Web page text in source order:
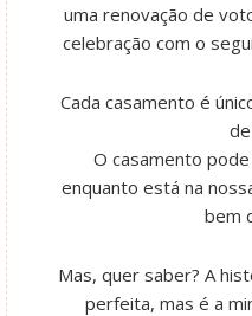
uma renovação de
celebração com o
Cada casamento é
O casamento
enquanto está na
bem
Mas, quer saber? A
perfeita, mas é a